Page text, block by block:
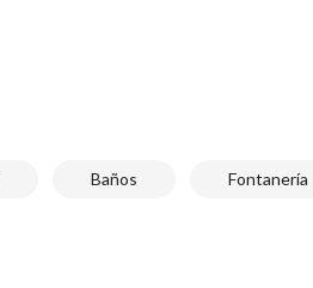
Baños Fontanería